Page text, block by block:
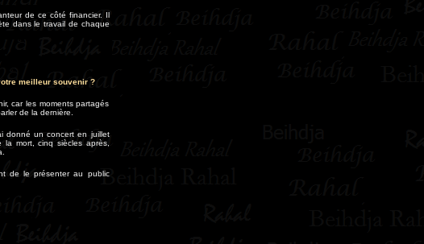
de ce côté financier. Il
dans le travail de chaque
meilleur souvenir ?
car les moments partagés
de la dernière.
donné un concert en juillet
mort, cinq siècles après,
de le présenter au public